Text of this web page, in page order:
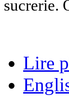
sucrerie.
Lire